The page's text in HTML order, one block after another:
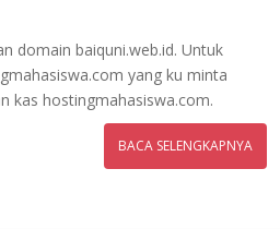
domain baiquni.web.id. Untuk
yang ku minta
kas hostingmahasiswa.com.
BACA SELENGKAPNYA